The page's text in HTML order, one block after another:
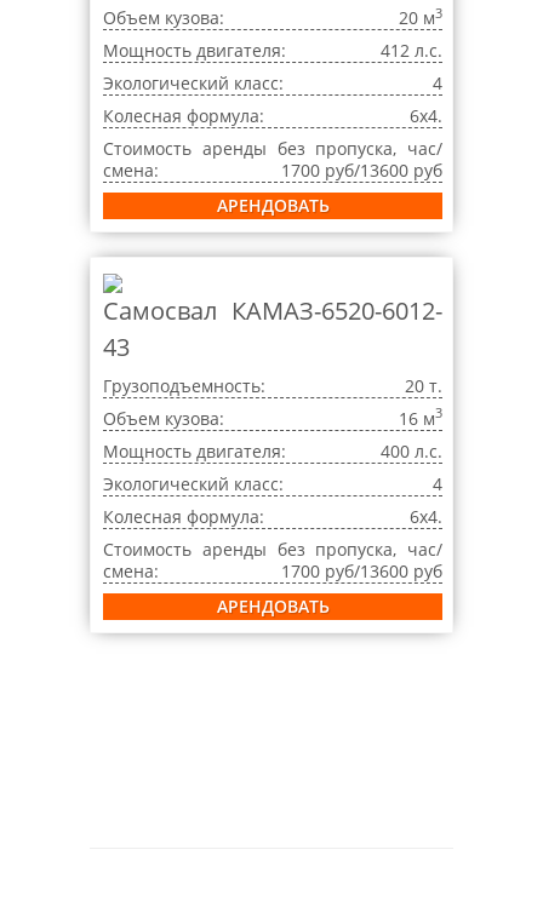
Объем кузова:
20 м3
Мощность двигателя:
412 л.с.
Экологический класс:
4
Колесная формула:
6x4.
Стоимость аренды без пропуска, час/
смена:
1700 руб/13600 руб
АРЕНДОВАТЬ
Самосвал КАМАЗ-6520-6012-
43
Грузоподъемность:
20 т.
Объем кузова:
16 м3
Мощность двигателя:
400 л.с.
Экологический класс:
4
Колесная формула:
6x4.
Стоимость аренды без пропуска, час/
смена:
1700 руб/13600 руб
АРЕНДОВАТЬ